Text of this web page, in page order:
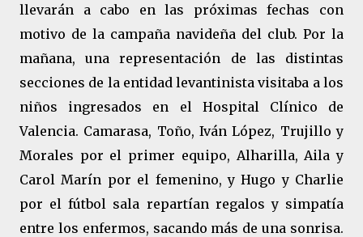
llevarán a cabo en las próximas fechas con
motivo de la campaña navideña del club. Por la
mañana, una representación de las distintas
secciones de la entidad levantinista visitaba a los
niños ingresados en el Hospital Clínico de
Valencia. Camarasa, Toño, Iván López, Trujillo y
Morales por el primer equipo, Alharilla, Aila y
Carol Marín por el femenino, y Hugo y Charlie
por el fútbol sala repartían regalos y simpatía
entre los enfermos, sacando más de una sonrisa.